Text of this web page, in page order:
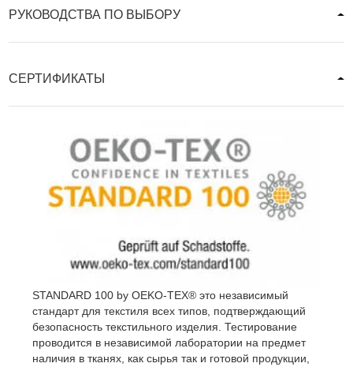
РУКОВОДСТВА ПО ВЫБОРУ
СЕРТИФИКАТЫ
STANDARD 100 by OEKO-TEX® это независимый
стандарт для текстиля всех типов, подтверждающий
безопасность текстильного изделия. Тестирование
проводится в независимой лаборатории на предмет
наличия в тканях, как сырья так и готовой продукции,